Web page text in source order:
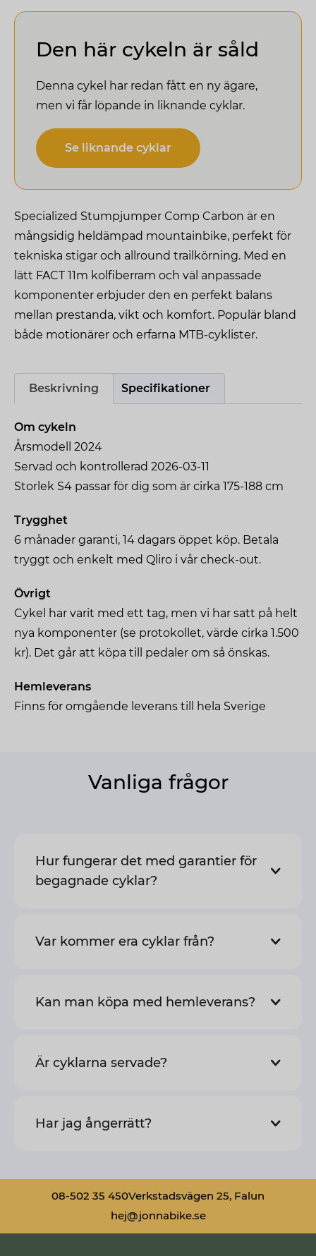
Den här cykeln är såld
Denna cykel har redan fått en ny ägare,
men vi får löpande in liknande cyklar.
Se liknande cyklar
Specialized Stumpjumper Comp Carbon är en
mångsidig heldämpad mountainbike, perfekt för
tekniska stigar och allround trailkörning. Med en
lätt FACT 11m kolfiberram och väl anpassade
komponenter erbjuder den en perfekt balans
mellan prestanda, vikt och komfort. Populär bland
både motionärer och erfarna MTB-cyklister.
Beskrivning Specifikationer
Om cykeln
Årsmodell 2024
Servad och kontrollerad 2026-03-11
Storlek S4 passar för dig som är cirka 175-188 cm
Trygghet
6 månader garanti, 14 dagars öppet köp. Betala
tryggt och enkelt med Qliro i vår check-out.
Övrigt
Cykel har varit med ett tag, men vi har satt på helt
nya komponenter (se protokollet, värde cirka 1.500
kr). Det går att köpa till pedaler om så önskas.
Hemleverans
Finns för omgående leverans till hela Sverige
Vanliga frågor
Hur fungerar det med garantier för
begagnade cyklar?
Var kommer era cyklar från?
Kan man köpa med hemleverans?
Är cyklarna servade?
Har jag ångerrätt?
08-502 35 450Verkstadsvägen 25, Falun
hej@jonnabike.se